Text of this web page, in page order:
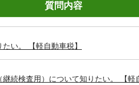
質問内容
い。 【軽自動車税】
続検査用）について知りたい。 【軽